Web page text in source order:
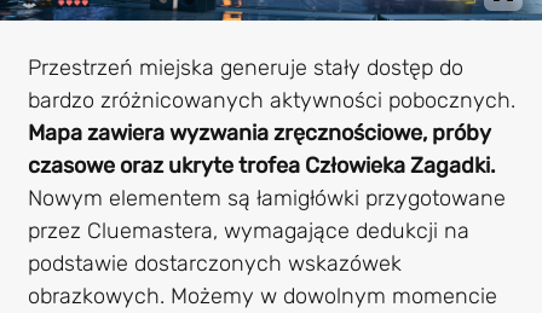
Przestrzeń miejska generuje stały dostęp do
bardzo zróżnicowanych aktywności pobocznych.
Mapa zawiera wyzwania zręcznościowe, próby
czasowe oraz ukryte trofea Człowieka Zagadki.
Nowym elementem są łamigłówki przygotowane
przez Cluemastera, wymagające dedukcji na
podstawie dostarczonych wskazówek
obrazkowych. Możemy w dowolnym momencie